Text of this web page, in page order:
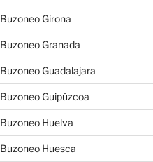
Buzoneo Girona
Buzoneo Granada
Buzoneo Guadalajara
Buzoneo Guipúzcoa
Buzoneo Huelva
Buzoneo Huesca